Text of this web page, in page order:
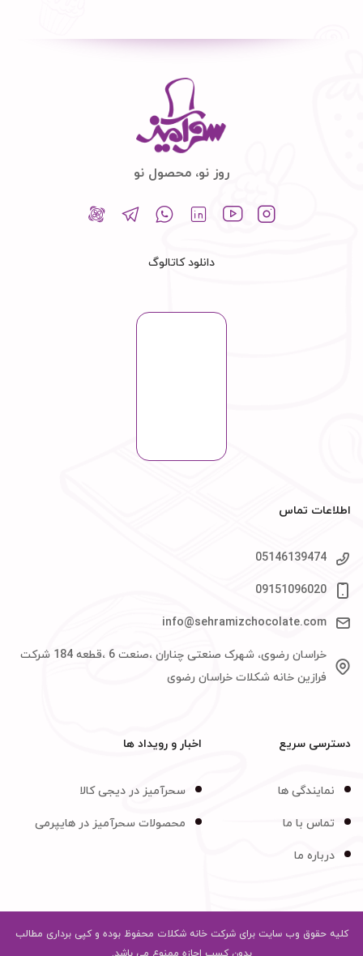
روز نو، محصول نو
اطلاعات تماس
05146139474
09151096020
info@sehramizchocolate.com
خراسان رضوی، شهرک صنعتی چناران ،صنعت 6 ،قطعه 184 شرکت
فرازین خانه شکلات خراسان رضوی
دانلود کاتالوگ
دسترسی سریع
نمایندگی ها
تماس با ما
درباره ما
اخبار و رویداد ها
سحرآمیز در دیجی کالا
محصولات سحرآمیز در هایپرمی
کلیه حقوق وب سایت برای شرکت خانه شکلات محفوظ بوده و کپی برداری مطالب
بدون کسب اجازه ممنوع می باشد.